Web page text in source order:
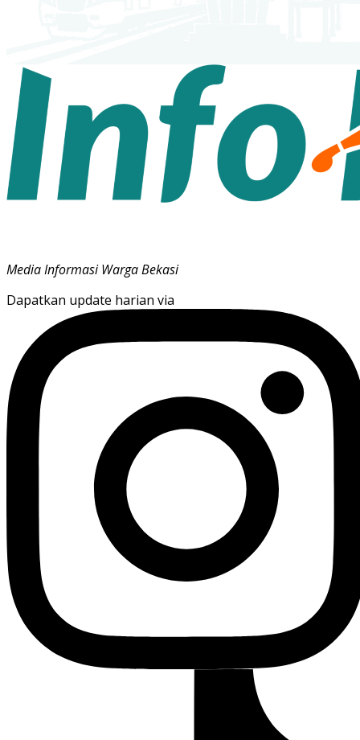
Media Informasi Warga Bekasi
Dapatkan update harian via